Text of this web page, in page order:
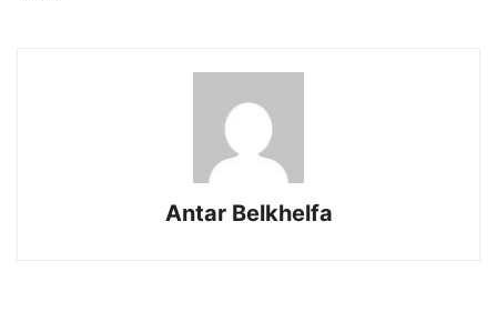
Antar Belkhelfa